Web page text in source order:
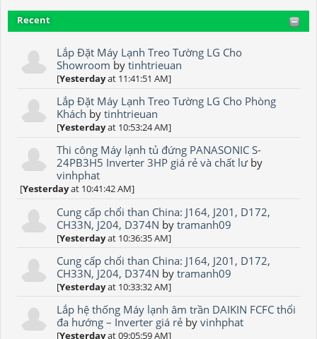
Recent
Lắp Đặt Máy Lạnh Treo Tường LG Cho
Showroom bytinhtrieuan
[Yesterdayat 11:41:51 AM]
Lắp Đặt Máy Lạnh Treo Tường LG Cho Phòng
Khách bytinhtrieuan
[Yesterdayat 10:53:24 AM]
Thi công Máy lạnh tủ đứng PANASONIC S-
24PB3H5 Inverter 3HP giá rẻ và chất lưby
vinhphat
[Yesterdayat 10:41:42 AM]
Cung cấp chổi than China: J164, J201, D172,
CH33N, J204, D374N bytramanh09
[Yesterdayat 10:36:35 AM]
Cung cấp chổi than China: J164, J201, D172,
CH33N, J204, D374N bytramanh09
[Yesterdayat 10:33:32 AM]
Lắp hệ thống Máy lạnh âm trần DAIKIN FCFC thổi
đa hướng – Inverter giá rẻ byvinhphat
[Yesterdayat 09:05:59 AM]